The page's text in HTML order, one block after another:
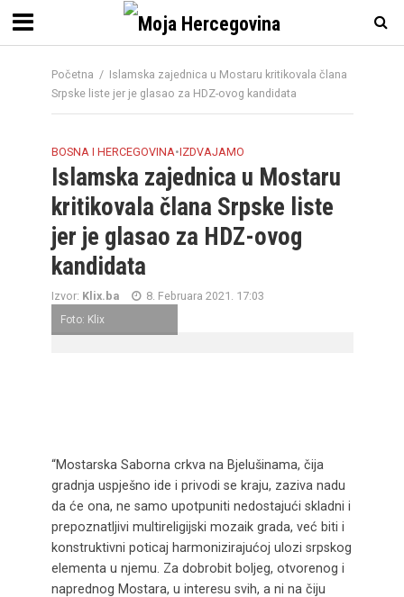
Početna / Islamska zajednica u Mostaru kritikovala člana
Srpske liste jer je glasao za HDZ-ovog kandidata
BOSNA I HERCEGOVINA•IZDVAJAMO
Islamska zajednica u Mostaru
kritikovala člana Srpske liste
jer je glasao za HDZ-ovog
kandidata
Izvor: Klix.ba 8. Februara 2021. 17:03
Foto: Klix
“Mostarska Saborna crkva na Bjelušinama, čija
gradnja uspješno ide i privodi se kraju, zaziva nadu
da će ona, ne samo upotpuniti nedostajući skladni i
prepoznatljivi multireligijski mozaik grada, već biti i
konstruktivni poticaj harmonizirajućoj ulozi srpskog
elementa u njemu. Za dobrobit boljeg, otvorenog i
naprednog Mostara, u interesu svih, a ni na čiju